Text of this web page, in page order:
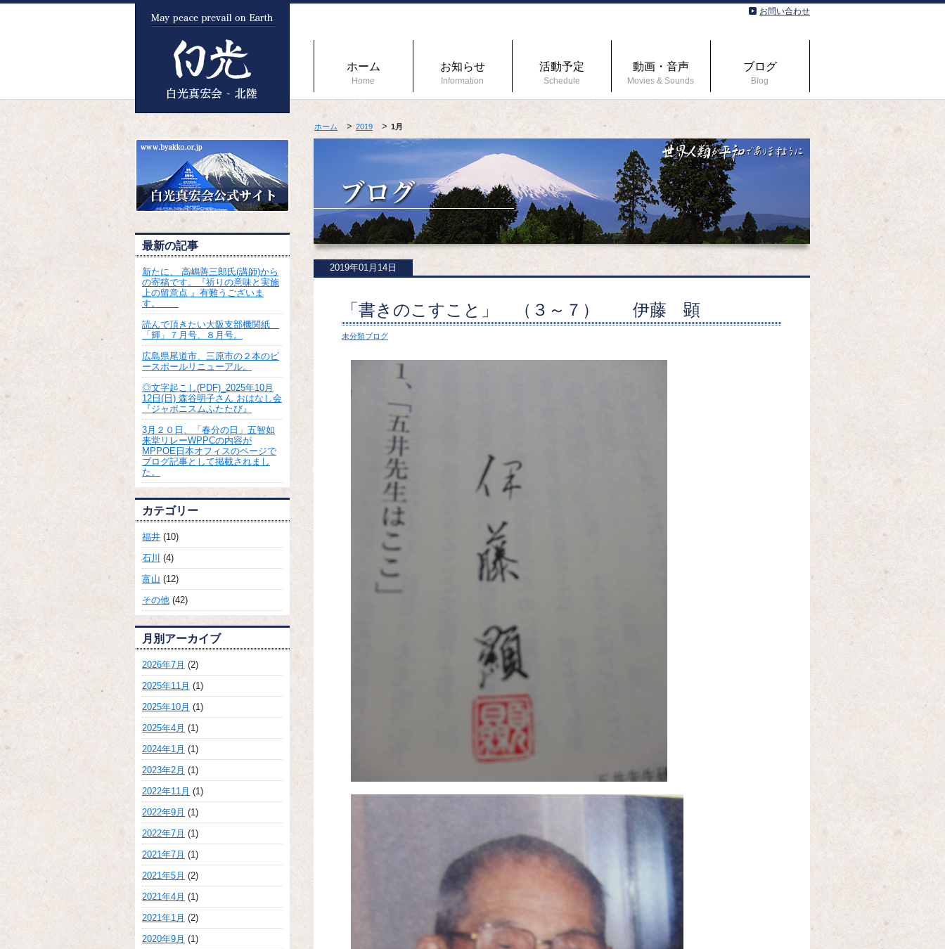
ホーム
Home
お知らせ
Information
活動予定
Schedule
動画・音声
Movies & Sounds
ブログ
Blog
お問い合わせ
ホーム 2019 1月
2019年01月14日
「書きのこすこと」 （３～７） 伊藤 顕
未分類ブログ
最新の記事
新たに、 高嶋善三郎氏(講師)から
の寄稿です。『祈りの意味と実施
上の留意点 』有難うございま
す。
読んで頂きたい大阪支部機関紙
「輝」７月号、８月号。
広島県尾道市、三原市の２本のピ
ースポールリニューアル。
◎文字起こし(PDF)_2025年10月
12日(日) 森谷明子さん おはなし会
『ジャポニスムふたたび』
3月２０日、「春分の日」五智如
来堂リレーWPPCの内容が
MPPOE日本オフィスのページで
ブログ記事として掲載されまし
た。
カテゴリー
福井 (10)
石川 (4)
富山 (12)
その他 (42)
月別アーカイブ
2026年7月 (2)
2025年11月 (1)
2025年10月 (1)
2025年4月 (1)
2024年1月 (1)
2023年2月 (1)
2022年11月 (1)
2022年9月 (1)
2022年7月 (1)
2021年7月 (1)
2021年5月 (2)
2021年4月 (1)
2021年1月 (2)
2020年9月 (1)